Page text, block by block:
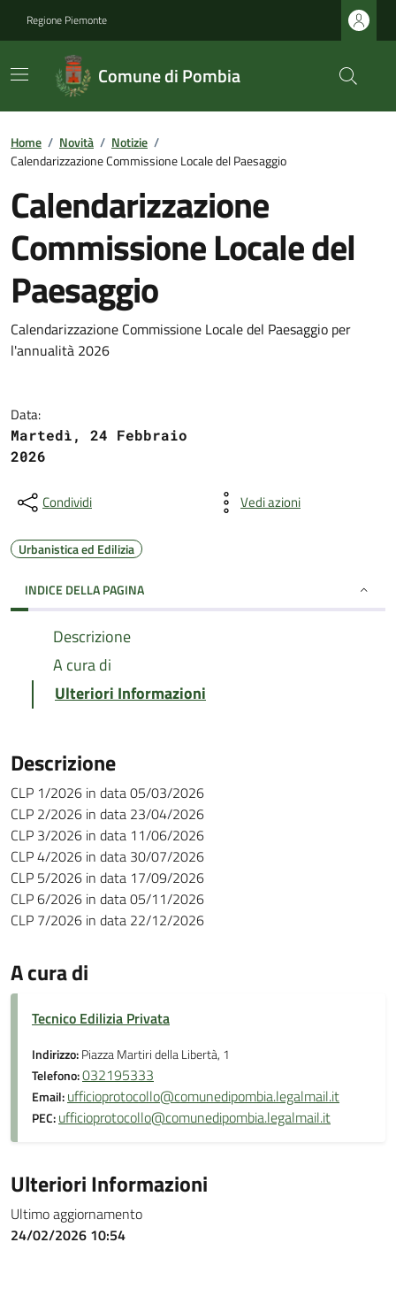
Regione Piemonte
Comune di Pombia
Home / Novità / Notizie /
Calendarizzazione Commissione Locale del Paesaggio
Calendarizzazione
Commissione Locale del
Paesaggio
Calendarizzazione Commissione Locale del Paesaggio per
l'annualità 2026
Data:
Martedì, 24 Febbraio
2026
Condividi Vedi azioni
Urbanistica ed Edilizia
INDICE DELLA PAGINA
Descrizione
A cura di
Ulteriori Informazioni
Descrizione
CLP 1/2026 in data 05/03/2026
CLP 2/2026 in data 23/04/2026
CLP 3/2026 in data 11/06/2026
CLP 4/2026 in data 30/07/2026
CLP 5/2026 in data 17/09/2026
CLP 6/2026 in data 05/11/2026
CLP 7/2026 in data 22/12/2026
A cura di
Tecnico Edilizia Privata
Indirizzo:Piazza Martiri della Libertà, 1
Telefono:032195333
Email:ufficioprotocollo@comunedipombia.legalmail.it
PEC:ufficioprotocollo@comunedipombia.legalmail.it
Ulteriori Informazioni
Ultimo aggiornamento
24/02/2026 10:54